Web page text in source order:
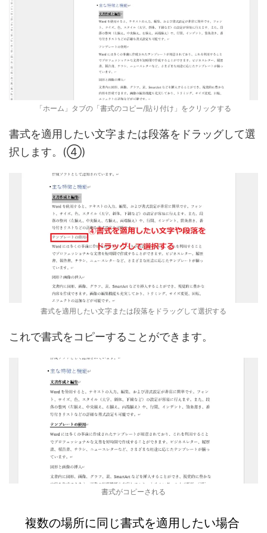
「ホーム」タブの「書式のコピー/貼り付け」をクリックする
書式を適用したい文字または段落をドラッグして選
択します。(④)
書式を適用したい文字または段落をドラッグして選択する
これで書式をコピーすることができます。
書式がコピーされる
複数の場所に同じ書式を適用したい場合